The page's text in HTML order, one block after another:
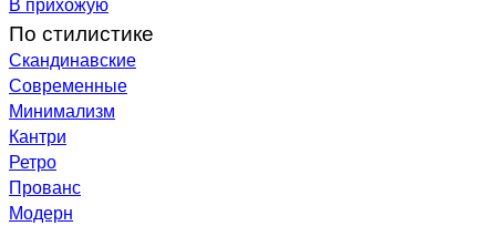
По стилистике
Скандинавские
Современные
Минимализм
Кантри
Ретро
Прованс
Модерн